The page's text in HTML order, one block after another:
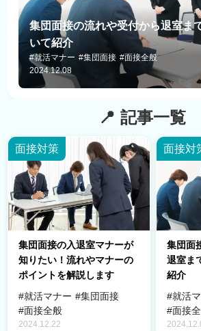
集団面接の流れや受付から退室ま
いて紹介
#就活マナー #集団面接 #面接全般
2024.12.08
記事一覧
集団面接の入退室マナーが
知りたい！流れやマナーの
ポイントを解説します
面接対策
#就活マナー #集団面接
#面接全般
2024.12.22
集団面
退室ま
紹介
面接対
#就活
#面接